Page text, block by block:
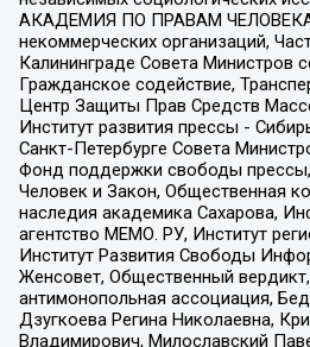
АКАДЕМИЯ ПО ПРАВАМ ЧЕЛОВЕКА,
некоммерческих организаций,
Калининграде Совета Министров
Гражданское содействие,
Центр Защиты Прав Средств
Институт развития прессы -
Санкт-Петербурге Совета
Фонд поддержки свободы
Человек и Закон, Общественная
наследия академика Сахарова,
агентство МЕМО. РУ, Институт
Институт Развития Свободы
Женсовет, Общественный
антимонопольная ассоциация,
Дзугкоева Регина Николаевна,
Владимирович, Милославский